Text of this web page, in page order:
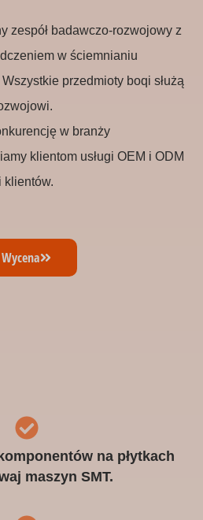
zespół badawczo-rozwojowy z
w ściemnianiu
przedmioty boqi służą
w branży
klientom usługi OEM i ODM
klientów.
Wycena
na płytkach
maszyn SMT.